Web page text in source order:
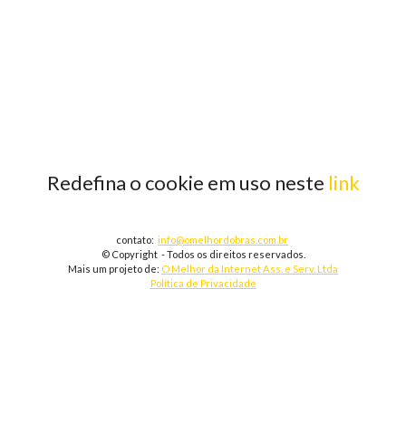
Redefina o cookie em uso neste link
contato: info@omelhordobras.com.br
© Copyright - Todos os direitos reservados.
Mais um projeto de: O Melhor da Internet Ass. e Serv. Ltda
Política de Privacidade